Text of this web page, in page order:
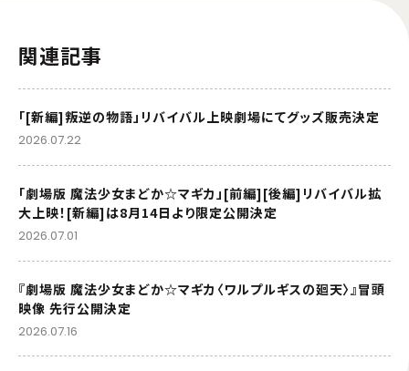
関連記事
「[新編]叛逆の物語」リバイバル上映劇場にてグッズ販売決定
2026.07.22
「劇場版 魔法少女まどか☆マギカ」[前編][後編]リバイバル拡
大上映！[新編]は8月14日より限定公開決定
2026.07.01
『劇場版 魔法少女まどか☆マギカ〈ワルプルギスの廻天〉』冒頭
映像 先行公開決定
2026.07.16